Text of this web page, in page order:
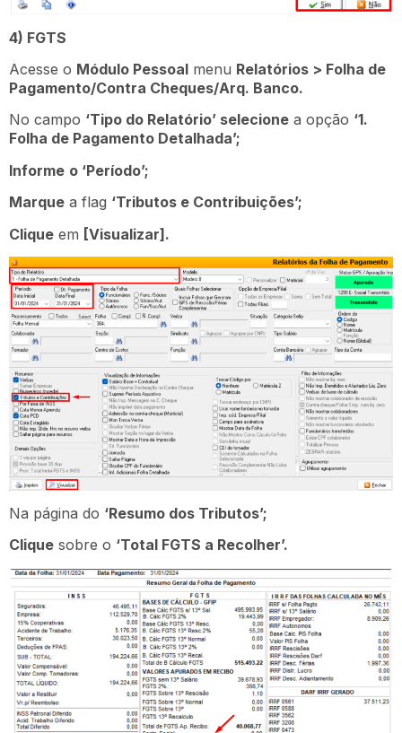
4) FGTS
Acesse o Módulo Pessoal menu Relatórios > Folha de
Pagamento/Contra Cheques/Arq. Banco.
No campo ‘Tipo do Relatório’ selecione a opção ‘1.
Folha de Pagamento Detalhada’;
Informe o ‘Período’;
Marque a flag ‘Tributos e Contribuições’;
Clique em [Visualizar].
Na página do ‘Resumo dos Tributos’;
Clique sobre o ‘Total FGTS a Recolher’.